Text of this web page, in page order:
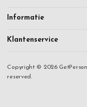
Informatie
Klantenservice
Copyright © 2026
reserved.